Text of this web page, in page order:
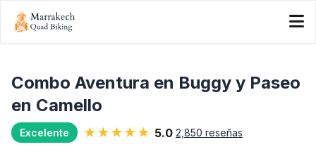
Combo Aventura en Buggy y Paseo
en Camello
Excelente ★★★★★ 5.0 2,850 reseñas